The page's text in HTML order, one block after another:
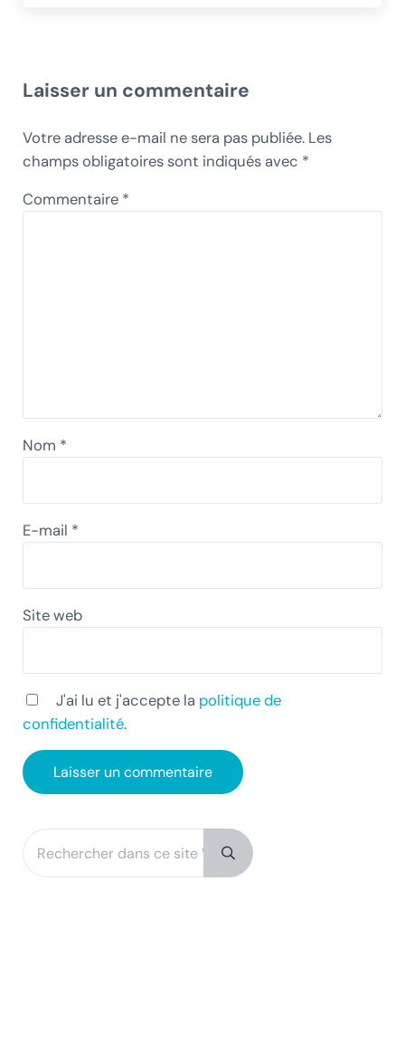
Laisser un commentaire
Votre adresse e-mail ne sera pas publiée. Les
champs obligatoires sont indiqués avec *
Commentaire *
Nom *
E-mail *
Site web
J'ai lu et j'accepte la politique de
confidentialité.
Sidebar
Submit search